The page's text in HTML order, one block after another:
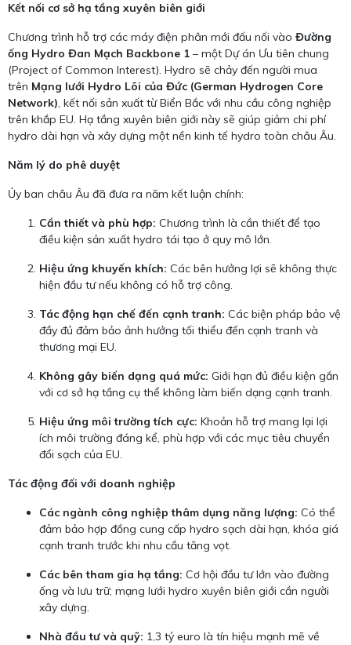
Kết nối cơ sở hạ tầng xuyên biên giới
Chương trình hỗ trợ các máy điện phân mới đấu nối vào Đường
ống Hydro Đan Mạch Backbone 1 – một Dự án Ưu tiên chung
(Project of Common Interest). Hydro sẽ chảy đến người mua
trên Mạng lưới Hydro Lõi của Đức (German Hydrogen Core
Network), kết nối sản xuất từ Biển Bắc với nhu cầu công nghiệp
trên khắp EU. Hạ tầng xuyên biên giới này sẽ giúp giảm chi phí
hydro dài hạn và xây dựng một nền kinh tế hydro toàn châu Âu.
Năm lý do phê duyệt
Ủy ban châu Âu đã đưa ra năm kết luận chính:
Cần thiết và phù hợp: Chương trình là cần thiết để tạo
điều kiện sản xuất hydro tái tạo ở quy mô lớn.
Hiệu ứng khuyến khích: Các bên hưởng lợi sẽ không thực
hiện đầu tư nếu không có hỗ trợ công.
Tác động hạn chế đến cạnh tranh: Các biện pháp bảo vệ
đầy đủ đảm bảo ảnh hưởng tối thiểu đến cạnh tranh và
thương mại EU.
Không gây biến dạng quá mức: Giới hạn đủ điều kiện gắn
với cơ sở hạ tầng cụ thể không làm biến dạng cạnh tranh.
Hiệu ứng môi trường tích cực: Khoản hỗ trợ mang lại lợi
ích môi trường đáng kể, phù hợp với các mục tiêu chuyển
đổi sạch của EU.
Tác động đối với doanh nghiệp
Các ngành công nghiệp thâm dụng năng lượng: Có thể
đảm bảo hợp đồng cung cấp hydro sạch dài hạn, khóa giá
cạnh tranh trước khi nhu cầu tăng vọt.
Các bên tham gia hạ tầng: Cơ hội đầu tư lớn vào đường
ống và lưu trữ; mạng lưới hydro xuyên biên giới cần người
xây dựng.
Nhà đầu tư và quỹ: 1,3 tỷ euro là tín hiệu mạnh mẽ về